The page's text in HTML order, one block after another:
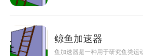
鲸鱼加速器
鱼加速器是一种用于研究鱼类运